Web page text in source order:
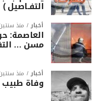
التفـاصيل )
أخبار منذ
العاصمة:
مسن …
أخبار منذ
وفاة